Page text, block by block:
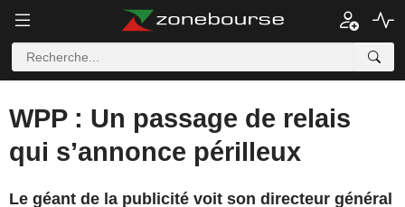
WPP : Un passage de relais
qui s’annonce périlleux
Le géant de la publicité voit son directeur général